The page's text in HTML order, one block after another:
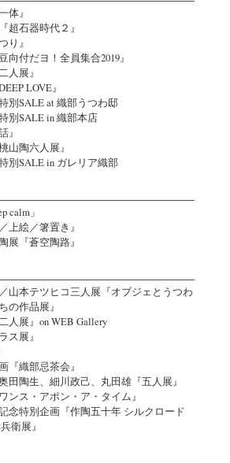
体』
超石器時代２』
り』
付だヨ！全員集合2019』
人展』
LOVE』
別SALE at 織部うつわ邸
別SALE in 織部本店
』
山陶六人展』
別SALE in ガレリア織部
calm」
上絵／箸置き』
展『蒼空陶路』
山本テツヒコ三人展『オブジェとうつわ
の作品展』
人展』on WEB Gallery
ス展』
『織部忌茶会』
田陶生、細川政己、丸田雄『五人展』
ンス・アポン・ア・タイム』
念特別企画『作陶五十年 シルクロード
衛展』